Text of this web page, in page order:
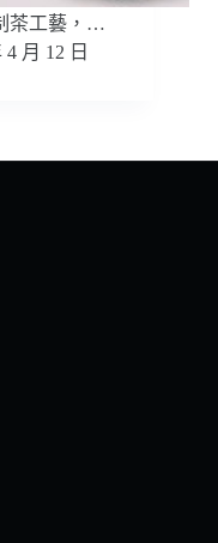
茶工藝，…
4 月 12 日